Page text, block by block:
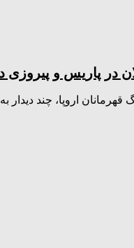
پاریس و پیروزی
اروپا، چند